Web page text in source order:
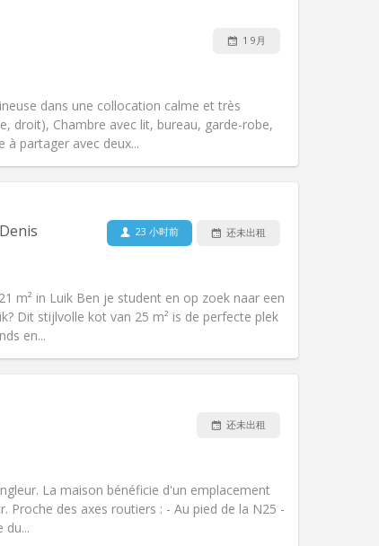
1 9月
dans une collocation calme et très
droit), Chambre avec lit, bureau, garde-robe,
à partager avec deux...
学习氛围, 社区氛围, 安静, 温馨
无障碍通道: 否 23 小时前 还未出租
m² in Luik Ben je student en op zoek naar een
Dit stijlvolle kot van 25 m² is de perfecte plek
en...
其他
还未出租
La maison bénéficie d'un emplacement
Proche des axes routiers : - Au pied de la N25 -
du...